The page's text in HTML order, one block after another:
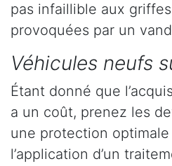
pas infaillible aux
provoquées par un
Véhicules neufs
Étant donné que
a un coût, prenez les
une protection optimale
l’application d’un